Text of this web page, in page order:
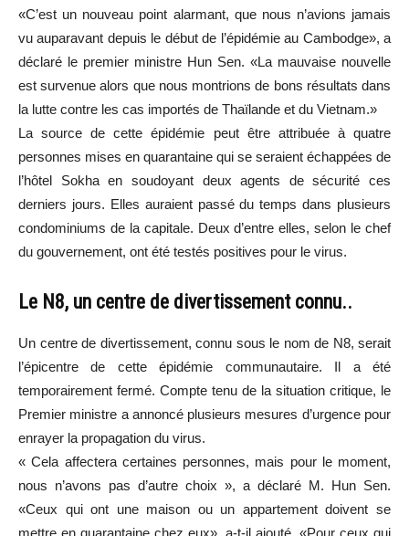
«C’est un nouveau point alarmant, que nous n’avions jamais
vu auparavant depuis le début de l’épidémie au Cambodge», a
déclaré le premier ministre Hun Sen. «La mauvaise nouvelle
est survenue alors que nous montrions de bons résultats dans
la lutte contre les cas importés de Thaïlande et du Vietnam.»
La source de cette épidémie peut être attribuée à quatre
personnes mises en quarantaine qui se seraient échappées de
l’hôtel Sokha en soudoyant deux agents de sécurité ces
derniers jours. Elles auraient passé du temps dans plusieurs
condominiums de la capitale. Deux d’entre elles, selon le chef
du gouvernement, ont été testés positives pour le virus.
Le N8, un centre de divertissement connu..
Un centre de divertissement, connu sous le nom de N8, serait
l’épicentre de cette épidémie communautaire. Il a été
temporairement fermé. Compte tenu de la situation critique, le
Premier ministre a annoncé plusieurs mesures d’urgence pour
enrayer la propagation du virus.
« Cela affectera certaines personnes, mais pour le moment,
nous n’avons pas d’autre choix », a déclaré M. Hun Sen.
«Ceux qui ont une maison ou un appartement doivent se
mettre en quarantaine chez eux», a-t-il ajouté. «Pour ceux qui